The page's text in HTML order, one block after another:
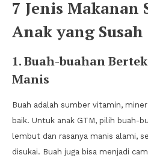
7 Jenis Makanan
Anak yang
1. Buah-buahan
Manis
Buah adalah sumber vitamin,
baik. Untuk anak GTM, pilih buah-
lembut dan rasanya manis alami,
disukai. Buah juga bisa menjadi